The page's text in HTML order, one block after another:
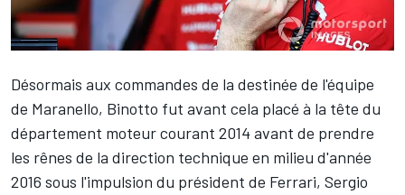
Désormais aux commandes de la destinée de l'équipe
de Maranello, Binotto fut avant cela placé à la tête du
département moteur courant 2014 avant de prendre
les rênes de la direction technique en milieu d'année
2016 sous l'impulsion du président de Ferrari, Sergio